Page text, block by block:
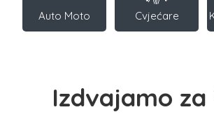
Auto Moto Cvjećare
Izdvajamo za